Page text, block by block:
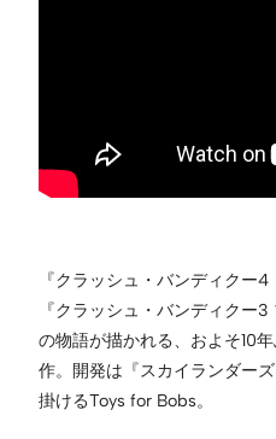
『クラッシュ・バンディクー4
『クラッシュ・バンディクー
の物語が描かれる、およそ10
作。開発は『スカイランダー
掛けるToys for Bobs。